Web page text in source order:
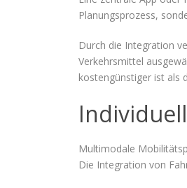
Planungsprozess,
Durch die Integration
Verkehrsmittel
kostengünstiger ist als
Multimodale
Die Integration von